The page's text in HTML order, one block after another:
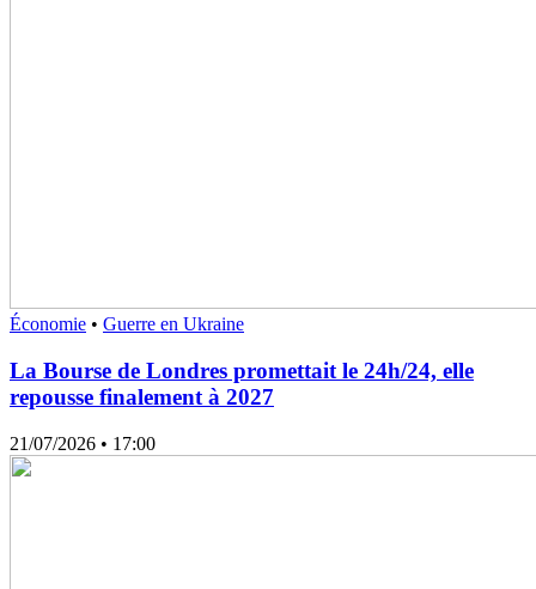
Économie • Guerre en Ukraine
La Bourse de Londres promettait le 24h/24, elle
repousse finalement à 2027
21/07/2026 • 17:00